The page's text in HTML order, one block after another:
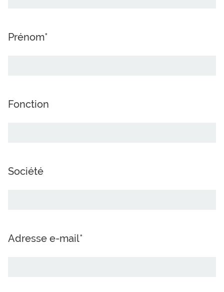
Prénom*
Fonction
Société
Adresse e-mail*